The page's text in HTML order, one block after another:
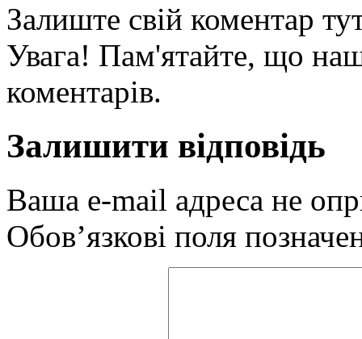
Залиште свій коментар
Увага! Пам'ятайте, що
коментарів.
Залишити відповідь
Ваша e-mail адреса не
Обов’язкові поля